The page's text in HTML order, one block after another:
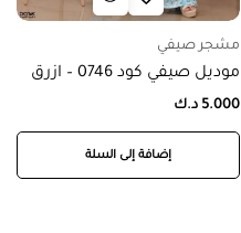
مشجر صيفي
موديل صيفي كود 0746 – ازرق
5.000 د.ك
إضافة إلى السلة